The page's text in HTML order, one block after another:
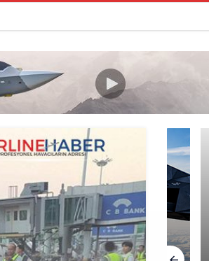
drone bulundu